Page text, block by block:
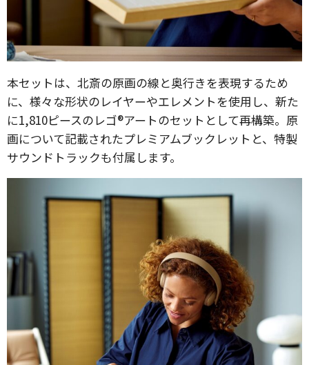
本セットは、北斎の原画の線と奥行きを表現するため
に、様々な形状のレイヤーやエレメントを使用し、新た
に1,810ピースのレゴ®アートのセットとして再構築。原
画について記載されたプレミアムブックレットと、特製
サウンドトラックも付属します。